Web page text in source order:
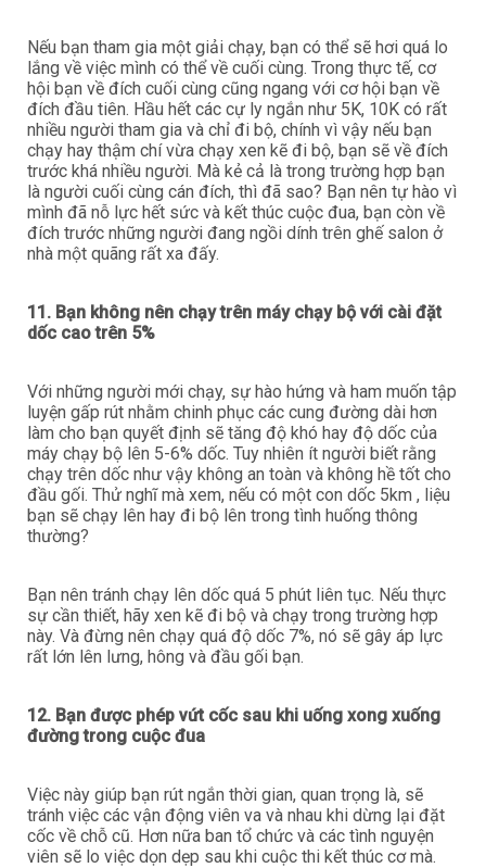
Nếu bạn tham gia một giải chạy, bạn có thể sẽ hơi quá lo
lắng về việc mình có thể về cuối cùng. Trong thực tế, cơ
hội bạn về đích cuối cùng cũng ngang với cơ hội bạn về
đích đầu tiên. Hầu hết các cự ly ngắn như 5K, 10K có rất
nhiều người tham gia và chỉ đi bộ, chính vì vậy nếu bạn
chạy hay thậm chí vừa chạy xen kẽ đi bộ, bạn sẽ về đích
trước khá nhiều người. Mà kẻ cả là trong trường hợp bạn
là người cuối cùng cán đích, thì đã sao? Bạn nên tự hào vì
mình đã nỗ lực hết sức và kết thúc cuộc đua, bạn còn về
đích trước những người đang ngồi dính trên ghế salon ở
nhà một quãng rất xa đấy.
11. Bạn không nên chạy trên máy chạy bộ với cài đặt
dốc cao trên 5%
Với những người mới chạy, sự hào hứng và ham muốn tập
luyện gấp rút nhằm chinh phục các cung đường dài hơn
làm cho bạn quyết định sẽ tăng độ khó hay độ dốc của
máy chạy bộ lên 5-6% dốc. Tuy nhiên ít người biết rằng
chạy trên dốc như vậy không an toàn và không hề tốt cho
đầu gối. Thử nghĩ mà xem, nếu có một con dốc 5km , liệu
bạn sẽ chạy lên hay đi bộ lên trong tình huống thông
thường?
Bạn nên tránh chạy lên dốc quá 5 phút liên tục. Nếu thực
sự cần thiết, hãy xen kẽ đi bộ và chạy trong trường hợp
này. Và đừng nên chạy quá độ dốc 7%, nó sẽ gây áp lực
rất lớn lên lưng, hông và đầu gối bạn.
12. Bạn được phép vứt cốc sau khi uống xong xuống
đường trong cuộc đua
Việc này giúp bạn rút ngắn thời gian, quan trọng là, sẽ
tránh việc các vận động viên va và nhau khi dừng lại đặt
cốc về chỗ cũ. Hơn nữa ban tổ chức và các tình nguyện
viên sẽ lo việc dọn dẹp sau khi cuộc thi kết thúc cơ mà.